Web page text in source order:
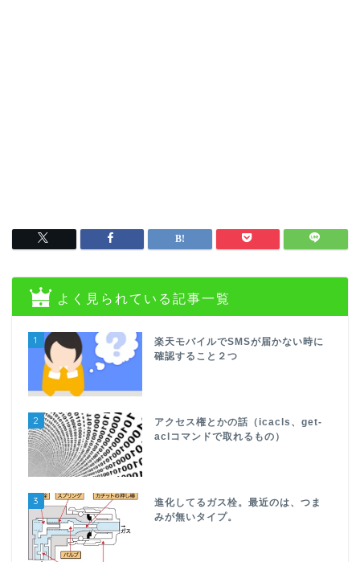
よく見られている記事一覧
1
楽天モバイルでSMSが届かない時に
確認すること２つ
2
アクセス権とかの話（icacls、get-
aclコマンドで取れるもの）
3
進化してるガス栓。最近のは、つま
みが無いタイプ。